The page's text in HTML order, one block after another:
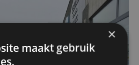
×
maakt gebruik